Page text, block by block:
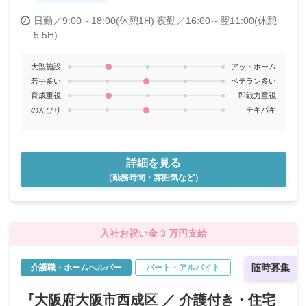
日勤／9:00～18:00(休憩1H) 夜勤／16:00～翌11:00(休憩
5.5H)
大型施設
アットホーム
若手多い
ベテラン多い
育成重視
即戦力重視
のんびり
テキパキ
詳細を見る
（勤務時間・雰囲気など）
入社お祝い金 3 万円支給
随時募集
介護職・ホームヘルパー パート・アルバイト
『大阪府大阪市西成区 ／ 介護付き・住宅